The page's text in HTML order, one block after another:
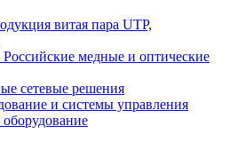
витая пара UTP,
медные и оптические
сетевые решения
и системы управления